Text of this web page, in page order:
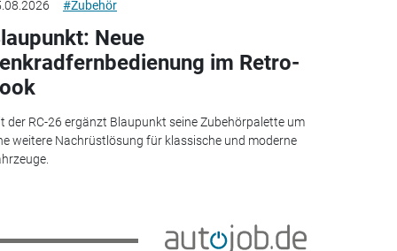
#Zubehör
Neue
im Retro-
der RC-26 ergänzt Blaupunkt seine Zubehörpalette um
weitere Nachrüstlösung für klassische und moderne